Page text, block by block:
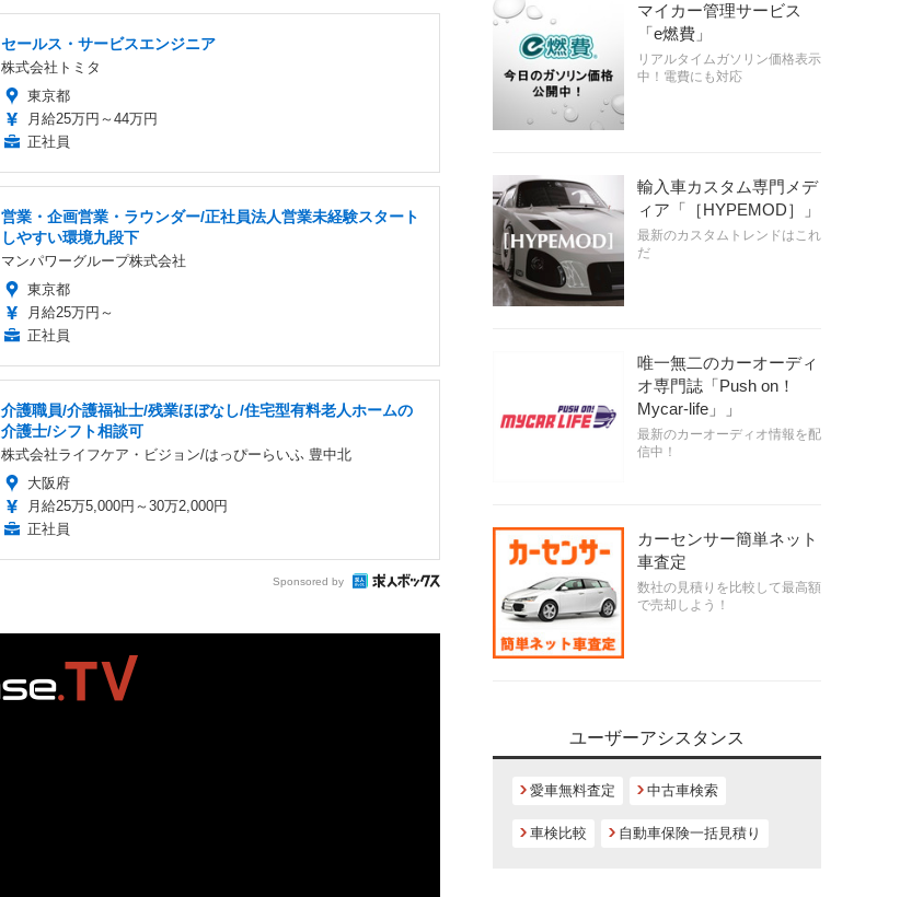
セールス・サービスエンジニア
株式会社トミタ
東京都
月給25万円～44万円
正社員
営業・企画営業・ラウンダー/正社員法人営業未経験スタート
しやすい環境九段下
マンパワーグループ株式会社
東京都
月給25万円～
正社員
介護職員/介護福祉士/残業ほぼなし/住宅型有料老人ホームの
介護士/シフト相談可
株式会社ライフケア・ビジョン/はっぴーらいふ 豊中北
大阪府
月給25万5,000円～30万2,000円
正社員
Sponsored by
マイカー管理サービス
「e燃費」
リアルタイムガソリン価格表示
中！電費にも対応
輸入車カスタム専門メデ
ィア「［HYPEMOD］」
最新のカスタムトレンドはこれ
だ
唯一無二のカーオーディ
オ専門誌「Push on！
Mycar-life」」
最新のカーオーディオ情報を配
信中！
カーセンサー簡単ネット
車査定
数社の見積りを比較して最高額
で売却しよう！
ユーザーアシスタンス
愛車無料査定 中古車検索
車検比較 自動車保険一括見積り